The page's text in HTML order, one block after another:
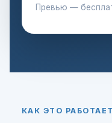
Превью —
КАК ЭТО РАБОТАЕТ